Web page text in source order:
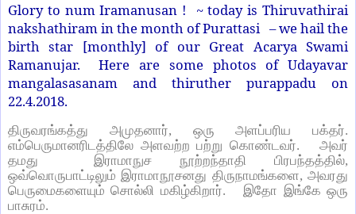
Glory to num Iramanusan ! ~ today is Thiruvathirai
nakshathiram in the month of Purattasi – we hail the
birth star [monthly] of our Great Acarya Swami
Ramanujar. Here are some photos of Udayavar
mangalasasanam and thiruther purappadu on
22.4.2018.
திருவரங்கத்து அமுதனார், ஒரு அளப்பரிய பக்தர்.
எம்பெருமானரிடத்திலே அளவற்ற பற்று கொண்டவர்.
அவர்
தமது
இராமாநுச நூற்றந்தாதி பிரபந்தத்தில்,
ஒவ்வொருபாட்டிலும் இராமாநூசனது திருநாமங்களை, அவரது
பெருமைகளையும் சொல்லி மகிழ்கிறார்.
இதோ இங்கே ஒரு
பாசுரம்.